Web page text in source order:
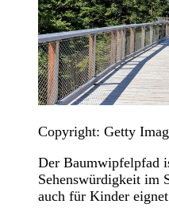
Copyright: Getty
Der Baumwipfelpfad
Sehenswürdigkeit im
auch für Kinder